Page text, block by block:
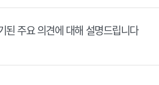
된 주요 의견에 대해 설명드립니다